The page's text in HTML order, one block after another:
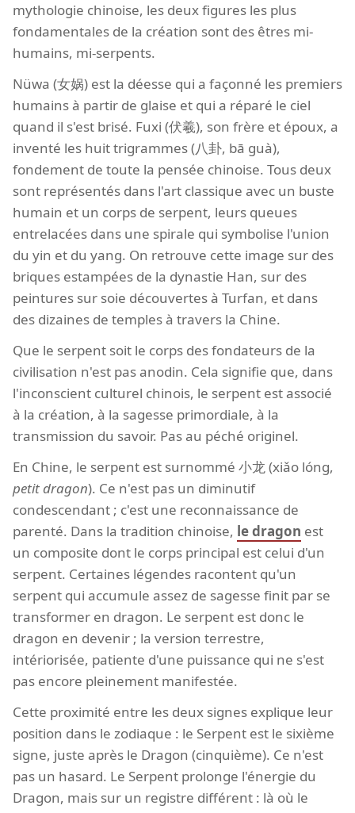
mythologie chinoise, les deux figures les plus
fondamentales de la création sont des êtres mi-
humains, mi-serpents.
Nüwa (女娲) est la déesse qui a façonné les premiers
humains à partir de glaise et qui a réparé le ciel
quand il s'est brisé. Fuxi (伏羲), son frère et époux, a
inventé les huit trigrammes (八卦, bā guà),
fondement de toute la pensée chinoise. Tous deux
sont représentés dans l'art classique avec un buste
humain et un corps de serpent, leurs queues
entrelacées dans une spirale qui symbolise l'union
du yin et du yang. On retrouve cette image sur des
briques estampées de la dynastie Han, sur des
peintures sur soie découvertes à Turfan, et dans
des dizaines de temples à travers la Chine.
Que le serpent soit le corps des fondateurs de la
civilisation n'est pas anodin. Cela signifie que, dans
l'inconscient culturel chinois, le serpent est associé
à la création, à la sagesse primordiale, à la
transmission du savoir. Pas au péché originel.
En Chine, le serpent est surnommé 小龙 (xiǎo lóng,
petit dragon). Ce n'est pas un diminutif
condescendant ; c'est une reconnaissance de
parenté. Dans la tradition chinoise, le dragon est
un composite dont le corps principal est celui d'un
serpent. Certaines légendes racontent qu'un
serpent qui accumule assez de sagesse finit par se
transformer en dragon. Le serpent est donc le
dragon en devenir ; la version terrestre,
intériorisée, patiente d'une puissance qui ne s'est
pas encore pleinement manifestée.
Cette proximité entre les deux signes explique leur
position dans le zodiaque : le Serpent est le sixième
signe, juste après le Dragon (cinquième). Ce n'est
pas un hasard. Le Serpent prolonge l'énergie du
Dragon, mais sur un registre différent : là où le